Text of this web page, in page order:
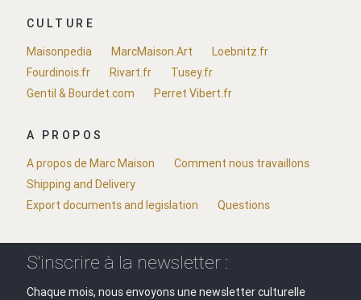
CULTURE
Maisonpedia
MarcMaison.Art
Loebnitz.fr
Fourdinois.fr
Rivart.fr
Tusey.fr
Gentil & Bourdet.com
Perret Vibert.fr
A PROPOS
A propos de Marc Maison
Comment nous travaillons
Shipping and Delivery
Export documents and legislation
Questions
S'inscrire à la newsletter :
Chaque mois, nous envoyons une newsletter culturelle